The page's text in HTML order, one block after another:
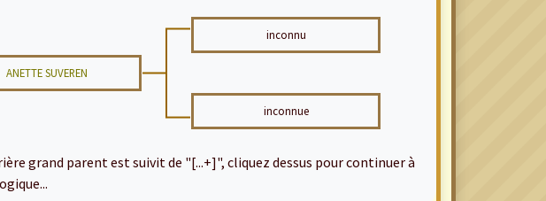
inconnu
ANETTE SUVEREN
inconnue
grand parent est suivit de "[...+]", cliquez dessus pour continuer à